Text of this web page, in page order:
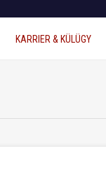
KARRIER & KÜLÜGY